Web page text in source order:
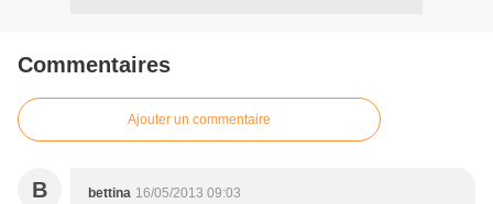
Commentaires
Ajouter un commentaire
B bettina 16/05/2013 09:03